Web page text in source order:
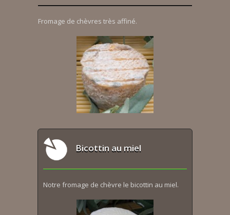
Fromage de chèvres très affiné.
Bicottin au miel
Notre fromage de chèvre le bicottin au miel.